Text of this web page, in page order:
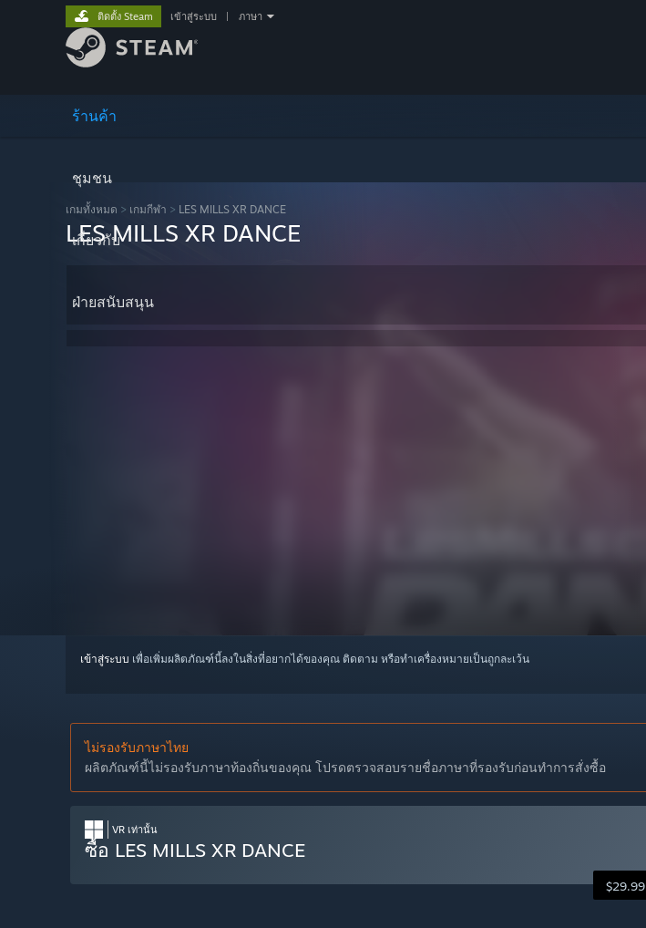
ร้านค้า
ชุมชน
เกี่ยวกับ
ฝ่ายสนับสนุน
ติดตั้ง Steam เข้าสู่ระบบ ภาษา
เกมทั้งหมด > เกมกีฬา > LES MILLS XR DANCE
LES MILLS XR DANCE
เข้าสู่ระบบ เพื่อเพิ่มผลิตภัณฑ์นี้ลงในสิ่งที่อยากได้ของคุณ ติดตาม หรือทำเครื่องหมายเป็นถูกละเว้น
ไม่รองรับภาษาไทย
ผลิตภัณฑ์นี้ไม่รองรับภาษาท้องถิ่นของคุณ โปรดตรวจสอบรายชื่อภาษาที่รองรับก่อนทำการสั่งซื้อ
VR เท่านั้น
ซื้อ LES MILLS XR DANCE
$29.99